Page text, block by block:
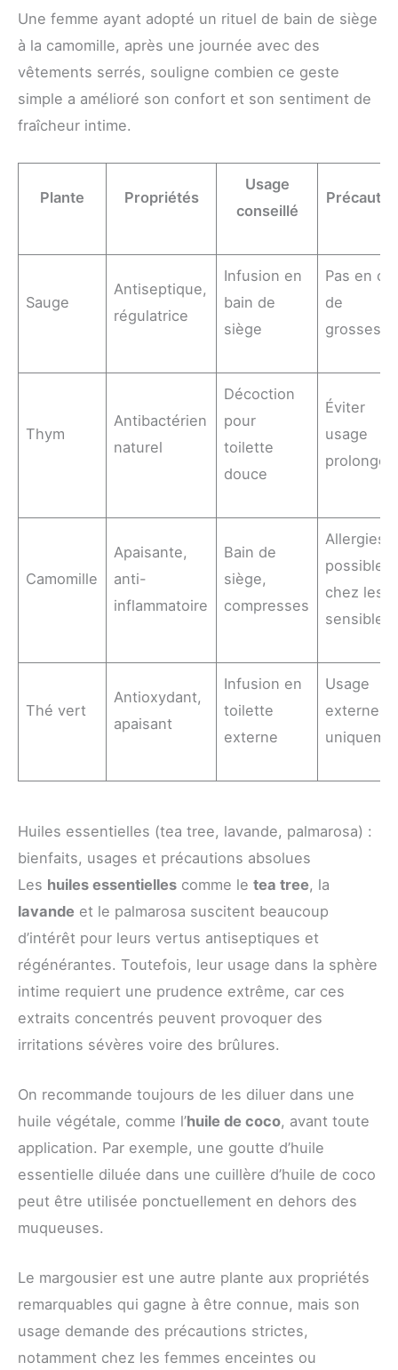
Une femme ayant adopté un rituel de bain de siège
à la camomille, après une journée avec des
vêtements serrés, souligne combien ce geste
simple a amélioré son confort et son sentiment de
fraîcheur intime.
Plante Propriétés
Usage
conseillé
Sauge
Antiseptique,
régulatrice
Infusion en
bain de
siège
Pas en
de
grossesse
Thym
Antibactérien
naturel
Décoction
pour
toilette
douce
Éviter
usage
prolongé
Camomille
Apaisante,
anti-
inflammatoire
Bain de
siège,
compresses
Allergies
possibles
chez les
sensibles
Thé vert
Antioxydant,
apaisant
Infusion en
toilette
externe
Usage
externe
Huiles essentielles (tea tree, lavande, palmarosa) :
bienfaits, usages et précautions absolues
Les huiles essentielles comme le tea tree, la
lavande et le palmarosa suscitent beaucoup
d’intérêt pour leurs vertus antiseptiques et
régénérantes. Toutefois, leur usage dans la sphère
intime requiert une prudence extrême, car ces
extraits concentrés peuvent provoquer des
irritations sévères voire des brûlures.
On recommande toujours de les diluer dans une
huile végétale, comme l’huile de coco, avant toute
application. Par exemple, une goutte d’huile
essentielle diluée dans une cuillère d’huile de coco
peut être utilisée ponctuellement en dehors des
muqueuses.
Le margousier est une autre plante aux propriétés
remarquables qui gagne à être connue, mais son
usage demande des précautions strictes,
notamment chez les femmes enceintes ou